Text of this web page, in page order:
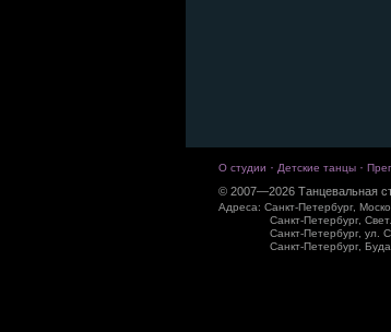
О студии · Детские танцы·
© 2007—2026 Танцевальная
Адреса: Санкт-Петербург,
Санкт-Петербург,
Санкт-Петербург, ул.
Санкт-Петербург,